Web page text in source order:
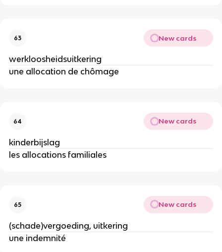
63 New cards
werkloosheidsuitkering
une allocation de chômage
64 New cards
kinderbijslag
les allocations familiales
65 New cards
(schade)vergoeding, uitkering
une indemnité